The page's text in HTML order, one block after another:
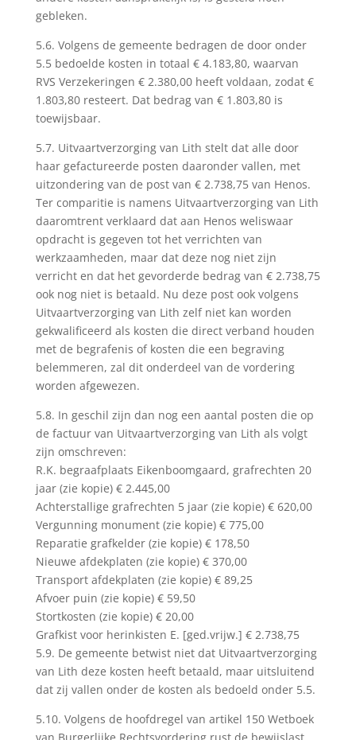
gebleken.
5.6. Volgens de gemeente bedragen de door onder
5.5 bedoelde kosten in totaal € 4.183,80, waarvan
RVS Verzekeringen € 2.380,00 heeft voldaan, zodat €
1.803,80 resteert. Dat bedrag van € 1.803,80 is
toewijsbaar.
5.7. Uitvaartverzorging van Lith stelt dat alle door
haar gefactureerde posten daaronder vallen, met
uitzondering van de post van € 2.738,75 van Henos.
Ter comparitie is namens Uitvaartverzorging van Lith
daaromtrent verklaard dat aan Henos weliswaar
opdracht is gegeven tot het verrichten van
werkzaamheden, maar dat deze nog niet zijn
verricht en dat het gevorderde bedrag van € 2.738,75
ook nog niet is betaald. Nu deze post ook volgens
Uitvaartverzorging van Lith zelf niet kan worden
gekwalificeerd als kosten die direct verband houden
met de begrafenis of kosten die een begraving
belemmeren, zal dit onderdeel van de vordering
worden afgewezen.
5.8. In geschil zijn dan nog een aantal posten die op
de factuur van Uitvaartverzorging van Lith als volgt
zijn omschreven:
R.K. begraafplaats Eikenboomgaard, grafrechten 20
jaar (zie kopie) € 2.445,00
Achterstallige grafrechten 5 jaar (zie kopie) € 620,00
Vergunning monument (zie kopie) € 775,00
Reparatie grafkelder (zie kopie) € 178,50
Nieuwe afdekplaten (zie kopie) € 370,00
Transport afdekplaten (zie kopie) € 89,25
Afvoer puin (zie kopie) € 59,50
Stortkosten (zie kopie) € 20,00
Grafkist voor herinkisten E. [ged.vrijw.] € 2.738,75
5.9. De gemeente betwist niet dat Uitvaartverzorging
van Lith deze kosten heeft betaald, maar uitsluitend
dat zij vallen onder de kosten als bedoeld onder 5.5.
5.10. Volgens de hoofdregel van artikel 150 Wetboek